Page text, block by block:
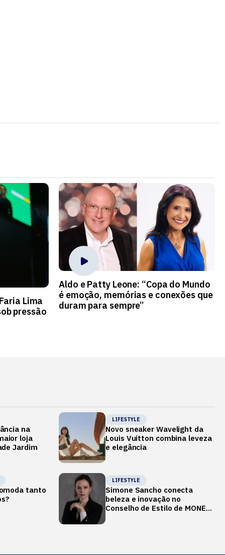
Lima
pressão
Aldo e Patty Leone: “Copa do Mundo
é emoção, memórias e conexões que
duram para sempre”
na
loja
Jardim
LIFESTYLE
Novo sneaker Wavelight da
Louis Vuitton combina leveza
e elegância
tanto
LIFESTYLE
Simone Sancho conecta
beleza e inovação no
Conselho de Estilo de MONEY